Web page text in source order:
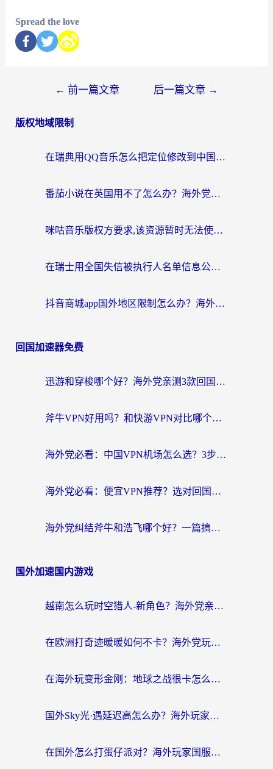
Spread the love
← 前一篇文章 后一篇文章 →
版权地域限制
在瑞典用QQ音乐怎么把定位修改到中国国内？留学生亲测有效的回国加速方案
番茄小说在英国用不了怎么办？海外党亲测有效的回国加速解决方案
咪咕音乐版权方要求,该资源暂时无法使用？海外党这样解决听歌听书+看剧炒股难题
在瑞士用全国失信被执行人名单信息公布与查询地区限制怎么办？还能看欧洲杯直播和咪咕视频吗？
抖音商城app国外地区限制怎么办？海外党解锁国内内容的实用指南
回国加速器免费
迅游和穿梭哪个好？海外党亲测3款回国加速器+手游加速对比，附避坑指南
斧牛VPN好用吗？和快游VPN对比哪个回国效果更好？马来西亚留学生亲测分享
海外党必看：中国VPN机场怎么选？3步教你无缝访问国内资源（附避坑指南）
海外党必看：便宜VPN推荐？选对回国加速器才能无缝刷国内剧玩国服
海外党纠结斧牛和浩飞哪个好？一篇搞定回国加速器选择+无缝访问国内资源指南
国外加速国内游戏
越南怎么玩时空猎人-新角色？海外党亲测有效的国服游戏加速指南
在欧洲打奇迹暖暖如何不卡？海外党玩国服游戏的终极加速攻略
在海外玩变形金刚：地球之战很卡怎么办？老玩家亲测的加速器指南，解决卡顿烦恼
国外Sky光·遇延迟高怎么办？海外玩家国服游戏加速终极指南（附实测技巧）
在国外怎么打蛋仔派对？海外玩家国服游戏加速避坑指南（附实测推荐）